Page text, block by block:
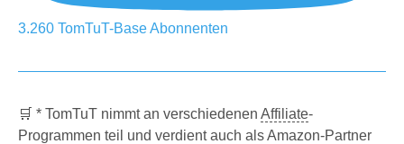
3.260 TomTuT-BaseAbonnenten
🛒 * TomTuT nimmt an verschiedenen Affiliate-
Programmen teil und verdient auch als Amazon-Partner